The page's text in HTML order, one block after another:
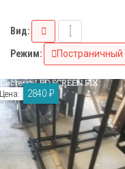
Вид:
Режим: Постраничный
Цена: 2840 ₽